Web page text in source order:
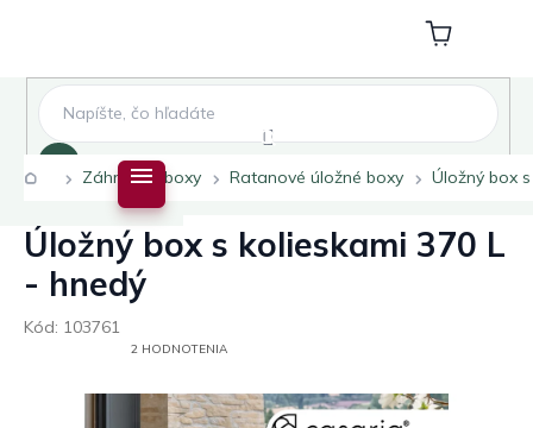
Nákupný
košík
DomovZáhradné boxy Ratanové úložné boxy Úložný box
Úložný box s kolieskami 370 L
- hnedý
Kód: 103761
PRIEMERNÉ2 HODNOTENIA